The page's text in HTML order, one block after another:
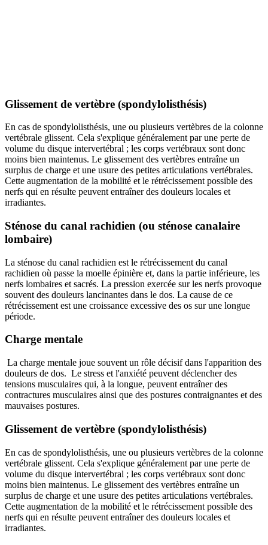
Glissement de vertèbre (spondylolisthésis)
En cas de spondylolisthésis, une ou plusieurs vertèbres de la colonne
vertébrale glissent. Cela s'explique généralement par une perte de
volume du disque intervertébral ; les corps vertébraux sont donc
moins bien maintenus. Le glissement des vertèbres entraîne un
surplus de charge et une usure des petites articulations vertébrales.
Cette augmentation de la mobilité et le rétrécissement possible des
nerfs qui en résulte peuvent entraîner des douleurs locales et
irradiantes.
Sténose du canal rachidien (ou sténose canalaire
lombaire)
La sténose du canal rachidien est le rétrécissement du canal
rachidien où passe la moelle épinière et, dans la partie inférieure, les
nerfs lombaires et sacrés. La pression exercée sur les nerfs provoque
souvent des douleurs lancinantes dans le dos. La cause de ce
rétrécissement est une croissance excessive des os sur une longue
période.
Charge mentale
La charge mentale joue souvent un rôle décisif dans l'apparition des
douleurs de dos. Le stress et l'anxiété peuvent déclencher des
tensions musculaires qui, à la longue, peuvent entraîner des
contractures musculaires ainsi que des postures contraignantes et des
mauvaises postures.
Glissement de vertèbre (spondylolisthésis)
En cas de spondylolisthésis, une ou plusieurs vertèbres de la colonne
vertébrale glissent. Cela s'explique généralement par une perte de
volume du disque intervertébral ; les corps vertébraux sont donc
moins bien maintenus. Le glissement des vertèbres entraîne un
surplus de charge et une usure des petites articulations vertébrales.
Cette augmentation de la mobilité et le rétrécissement possible des
nerfs qui en résulte peuvent entraîner des douleurs locales et
irradiantes.